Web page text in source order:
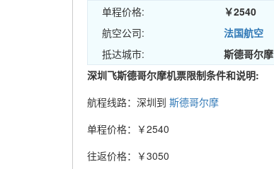
单程价格:
￥2540
航空公司:
法国航空
抵达城市:
斯德哥尔摩
深圳飞斯德哥尔摩机票限制条件和说明:
航程线路：深圳到 斯德哥尔摩
单程价格：￥2540
往返价格：￥3050